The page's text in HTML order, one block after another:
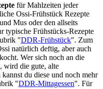
für Mahlzeiten jeder
Ossi-Frühstück Rezepte
Mus oder den allseits
typische Frühstücks-Rezepte
"DDR-Frühstück". Zum
natürlich deftig, aber auch
Wer sich noch an die
wird die gute, alte
du diese und noch mehr
"DDR-Mittagessen". Für